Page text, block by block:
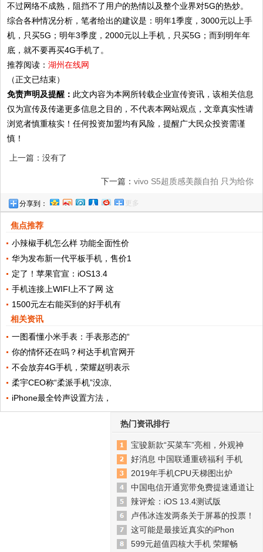
不过网络不成熟，阻挡不了用户的热情以及整个业界对5G的热炒。
综合各种情况分析，笔者给出的建议是：明年1季度，3000元以上手
机，只买5G；明年3季度，2000元以上手机，只买5G；而到明年年
底，就不要再买4G手机了。
推荐阅读：湖州在线网
（正文已结束）
免责声明及提醒： 此文内容为本网所转载企业宣传资讯，该相关信息
仅为宣传及传递更多信息之目的，不代表本网站观点，文章真实性请
浏览者慎重核实！任何投资加盟均有风险，提醒广大民众投资需谨
慎！
上一篇：没有了
下一篇： vivo S5超质感美颜自拍 只为给你
分享到： 更多
焦点推荐
小辣椒手机怎么样 功能全面性价
华为发布新一代平板手机，售价1
定了！苹果官宣：iOS13.4
手机连接上WIFI上不了网 这
1500元左右能买到的好手机有
相关资讯
一图看懂小米手表：手表形态的“
你的情怀还在吗？柯达手机官网开
不会放弃4G手机，荣耀赵明表示
柔宇CEO称“柔派手机”没凉,
iPhone最全铃声设置方法，
热门资讯排行
宝骏新款“买菜车”亮相，外观神
好消息 中国联通重磅福利 手机
2019年手机CPU天梯图出炉
中国电信开通宽带免费提速通道让
辣评烩：iOS 13.4测试版
卢伟冰连发两条关于屏幕的投票！
这可能是最接近真实的iPhon
599元超值四核大手机 荣耀畅